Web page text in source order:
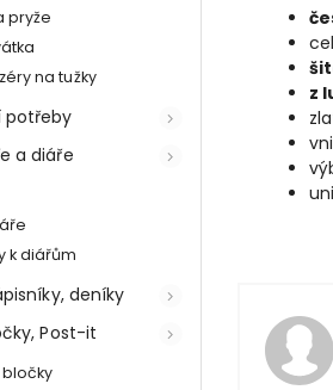
pryže
na tužky
potřeby
a diáře
k diářům
deníky
Post-it
bločky
z